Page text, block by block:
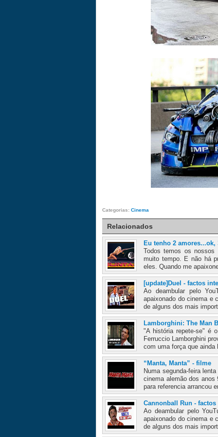
Categorias: Cinema
Relacionados
Eu tenho 2 amores...ok,
Todos temos os nossos
muito tempo. E não há
eles. Quando me
[update]Duel - factos
Ao deambular pelo
apaixonado do cinema e
de alguns dos mais
Lamborghini: The Man
"A história repete-se" é
Ferruccio Lamborghini
com uma força que
“Manta, Manta” - filme
Numa segunda-feira
cinema alemão dos anos
para referencia arrancou
Cannonball Run - factos
Ao deambular pelo
apaixonado do cinema e
de alguns dos mais